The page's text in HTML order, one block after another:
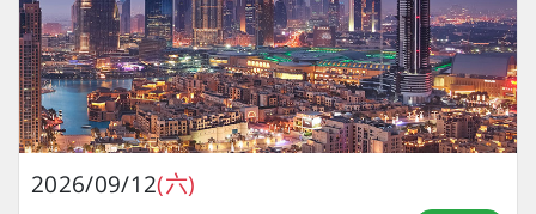
2026/09/12(六)